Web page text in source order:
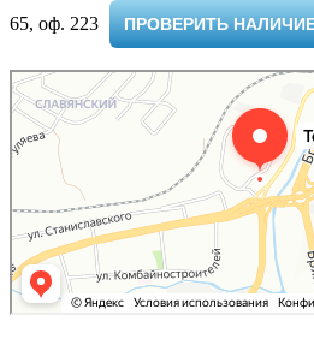
65, оф. 223 ​
ПРОВЕРИТЬ